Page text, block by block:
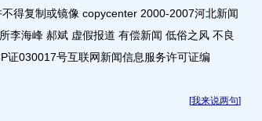
复制或镜像 copycenter 2000-2007河北新闻
李海峰 郝斌 虚假报道 有偿新闻 低俗之风 不良
证030017号互联网新闻信息服务许可证编
[我来说两句]